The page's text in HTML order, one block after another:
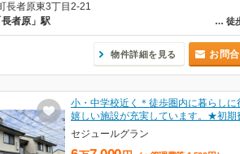
長者原東3丁目2-21
… 徒
長者原」駅
物件詳細を見る お問
小・中学校近く＊徒歩圏内に暮らしに
嬉しい施設が充実しています。★初
セジュールグラン